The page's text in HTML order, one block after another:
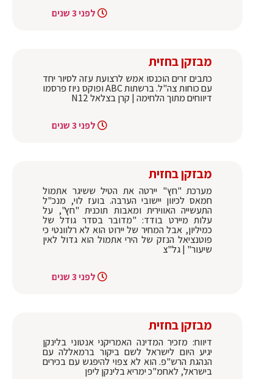
לפני 3 שנים
מבזקן בחזית
כתבים זרים הוכנסו אמש לרצועת עזה לסיור יחד
עם כוחות צה"ל. ברשתות ABC ופוקס ניוז פרסמו
דיווחים מתוך הלחימה | קרן בצלאל N12
לפני 3 שנים
מבזקן בחזית
מערכת "חץ" יירטה את הטיל ששיגר אתמול
חמאס לכיוון יישובי הערבה. בועז לוי, מנכ"ל
התעשייה האווירית ומאבות תוכנית "חץ", על
עלות מיירט בודד: "מדובר בסדר גודל של
כמיליון, אבל המחיר של יירוט הוא לא רלוונטי כי
פוטנציאל הנזק של הירי אתמול הוא גדול לאין
שיעור" | גל"צ
לפני 3 שנים
מבזקן בחזית
דיווח: מזכיר המדינה האמריקני אנטוני בלינקן
יגיע היום לישראל לשם ביקור ברמאללה עם
הנהגת הרש"פ. הוא לא צפוי להיפגש עם בכירים
בישראל, לאחמ"כ ימריא בלינקן ליפן